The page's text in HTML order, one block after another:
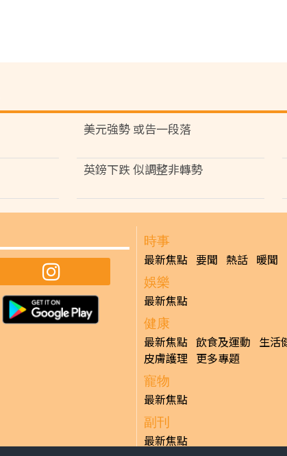
美元強勢 或告一段落
英鎊下跌 似調整非轉勢
時事
最新焦點 要聞 熱話 暖聞
娛樂
最新焦點
健康
最新焦點 飲食及運動 生活
皮膚護理 更多專題
寵物
最新焦點
副刊
最新焦點